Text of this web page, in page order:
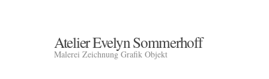
Atelier Evelyn Sommerhoff
Malerei Zeichnung Grafik Objekt